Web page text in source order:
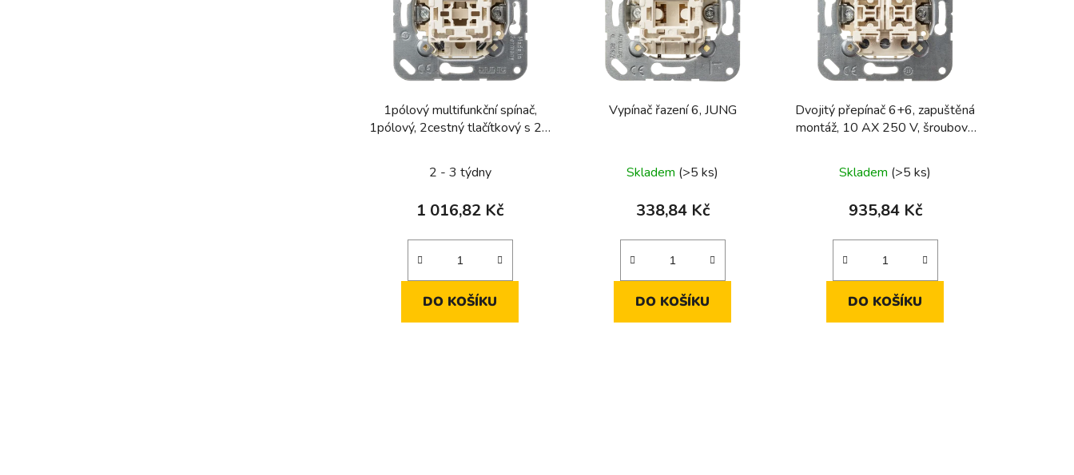
1pólový multifunkční spínač,
1pólový, 2cestný tlačítkový s 2 x
v neutrální poloze 10 A 250 V ~
2 - 3 týdny
1 016,82 Kč
DO KOŠÍKU
Vypínač řazení 6, JUNG
Skladem (>5 ks)
338,84 Kč
DO KOŠÍKU
Dvojitý přepínač 6+6, zapuštěná
montáž, 10 AX 250 V, šroubové
Skladem (>5 ks)
935,84 Kč
DO KOŠÍKU